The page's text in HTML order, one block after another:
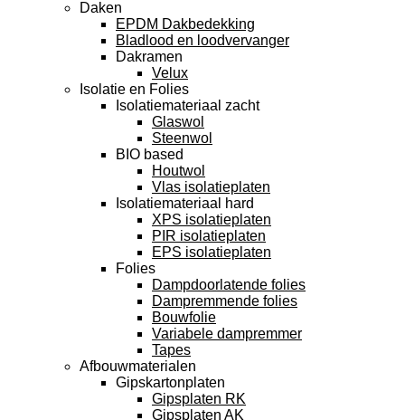
Daken
EPDM Dakbedekking
Bladlood en loodvervanger
Dakramen
Velux
Isolatie en Folies
Isolatiemateriaal zacht
Glaswol
Steenwol
BIO based
Houtwol
Vlas isolatieplaten
Isolatiemateriaal hard
XPS isolatieplaten
PIR isolatieplaten
EPS isolatieplaten
Folies
Dampdoorlatende folies
Dampremmende folies
Bouwfolie
Variabele dampremmer
Tapes
Afbouwmaterialen
Gipskartonplaten
Gipsplaten RK
Gipsplaten AK